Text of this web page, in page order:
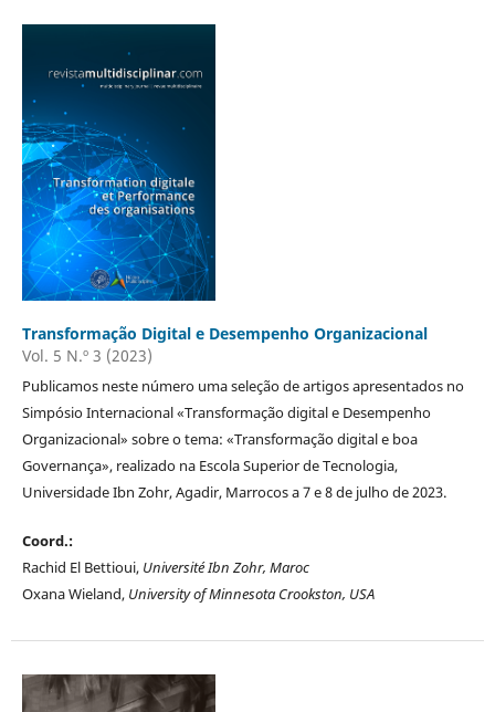
Transformação Digital e Desempenho Organizacional
Vol. 5 N.º 3 (2023)
Publicamos neste número uma seleção de artigos apresentados no
Simpósio Internacional «Transformação digital e Desempenho
Organizacional» sobre o tema: «Transformação digital e boa
Governança», realizado na Escola Superior de Tecnologia,
Universidade Ibn Zohr, Agadir, Marrocos a 7 e 8 de julho de 2023.
Coord.:
Rachid El Bettioui, Université Ibn Zohr, Maroc
Oxana Wieland, University of Minnesota Crookston, USA